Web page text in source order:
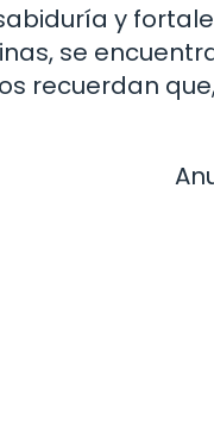
y
se
recuerdan